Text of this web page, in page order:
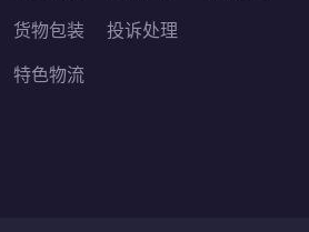
货物包装
特色物流
投诉处理